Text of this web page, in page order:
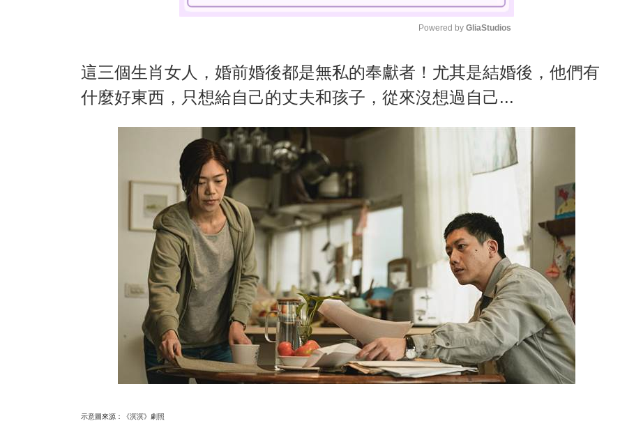
M
u
t
e
Powered by GliaStudios
這三個生肖女人，婚前婚後都是無私的奉獻者！尤其是結婚後，他們有
什麼好東西，只想給自己的丈夫和孩子，從來沒想過自己...
示意圖來源：《溟溟》劇照